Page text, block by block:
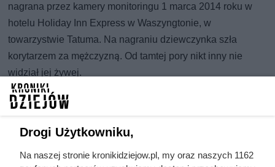
nagrana przez kamery monitoringu 1 marca 2014 roku w
hotelu Holiday Inn Express w Waszyngtonie, w
towarzystwie Tatuma. Na nagraniu dziewczynka szła
korytarzem za mężczyzną. Od tamtej pory nikt inny nie
widział jej żywej.
Obława
Poszukiwania natychmiast skierowano na Kahlila Malika
zarazem tragiczny zwrot w śledztwie nastąpił 20 marca
Drogi Użytkowniku,
Na naszej stronie kronikidziejow.pl, my oraz naszych 1162